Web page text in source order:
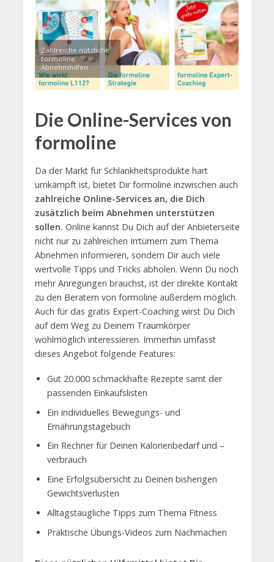
Zahlreiche nützliche
formoline
Abnehmhilfen
Die Online-Services von
formoline
Da der Markt für Schlankheitsprodukte hart
umkämpft ist, bietet Dir formoline inzwischen auch
zahlreiche Online-Services an, die Dich
zusätzlich beim Abnehmen unterstützen
sollen. Online kannst Du Dich auf der Anbieterseite
nicht nur zu zahlreichen Irrtümern zum Thema
Abnehmen informieren, sondern Dir auch viele
wertvolle Tipps und Tricks abholen. Wenn Du noch
mehr Anregungen brauchst, ist der direkte Kontakt
zu den Beratern von formoline außerdem möglich.
Auch für das gratis Expert-Coaching wirst Du Dich
auf dem Weg zu Deinem Traumkörper
wohlmöglich interessieren. Immerhin umfasst
dieses Angebot folgende Features:
Gut 20.000 schmackhafte Rezepte samt der
passenden Einkaufslisten
Ein individuelles Bewegungs- und
Ernährungstagebuch
Ein Rechner für Deinen Kalorienbedarf und –
verbrauch
Eine Erfolgsübersicht zu Deinen bisherigen
Gewichtsverlusten
Alltagstaugliche Tipps zum Thema Fitness
Praktische Übungs-Videos zum Nachmachen